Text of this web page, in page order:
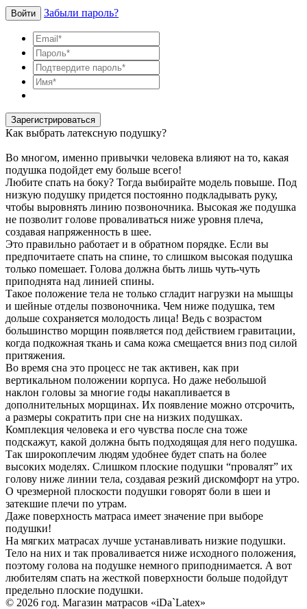
Войти Забыли пароль?
Зарегистрироваться
Как выбрать латексную подушку?
Во многом, именно привычки человека влияют на то, какая
подушка подойдет ему больше всего!
Любите спать на боку? Тогда выбирайте модель повыше. Под
низкую подушку придется постоянно подкладывать руку,
чтобы выровнять линию позвоночника. Высокая же подушка
не позволит голове проваливаться ниже уровня плеча,
создавая напряженность в шее.
Это правильно работает и в обратном порядке. Если вы
предпочитаете спать на спине, то слишком высокая подушка
только помешает. Голова должна быть лишь чуть-чуть
приподнята над линией спины.
Такое положение тела не только сгладит нагрузки на мышцы
и шейные отделы позвоночника. Чем ниже подушка, тем
дольше сохраняется молодость лица! Ведь с возрастом
большинство морщин появляется под действием гравитации,
когда подкожная ткань и сама кожа смещается вниз под силой
притяжения.
Во время сна это процесс не так активен, как при
вертикальном положении корпуса. Но даже небольшой
наклон головы за многие годы накапливается в
дополнительных морщинах. Их появление можно отсрочить,
а размеры сократить при сне на низких подушках.
Комплекция человека и его чувства после сна тоже
подскажут, какой должна быть подходящая для него подушка.
Так широкоплечим людям удобнее будет спать на более
высоких моделях. Слишком плоские подушки “провалят” их
голову ниже линии тела, создавая резкий дискомфорт на утро.
О чрезмерной плоскости подушки говорят боли в шеи и
затекшие плечи по утрам.
Даже поверхность матраса имеет значение при выборе
подушки!
На мягких матрасах лучше устанавливать низкие подушки.
Тело на них и так проваливается ниже исходного положения,
поэтому голова на подушке немного приподнимается. А вот
любителям спать на жесткой поверхности больше подойдут
предельно плоские подушки.
© 2026 год. Магазин матрасов «iDa`Latex»